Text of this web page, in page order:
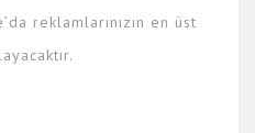
reklamlarınızın en üst